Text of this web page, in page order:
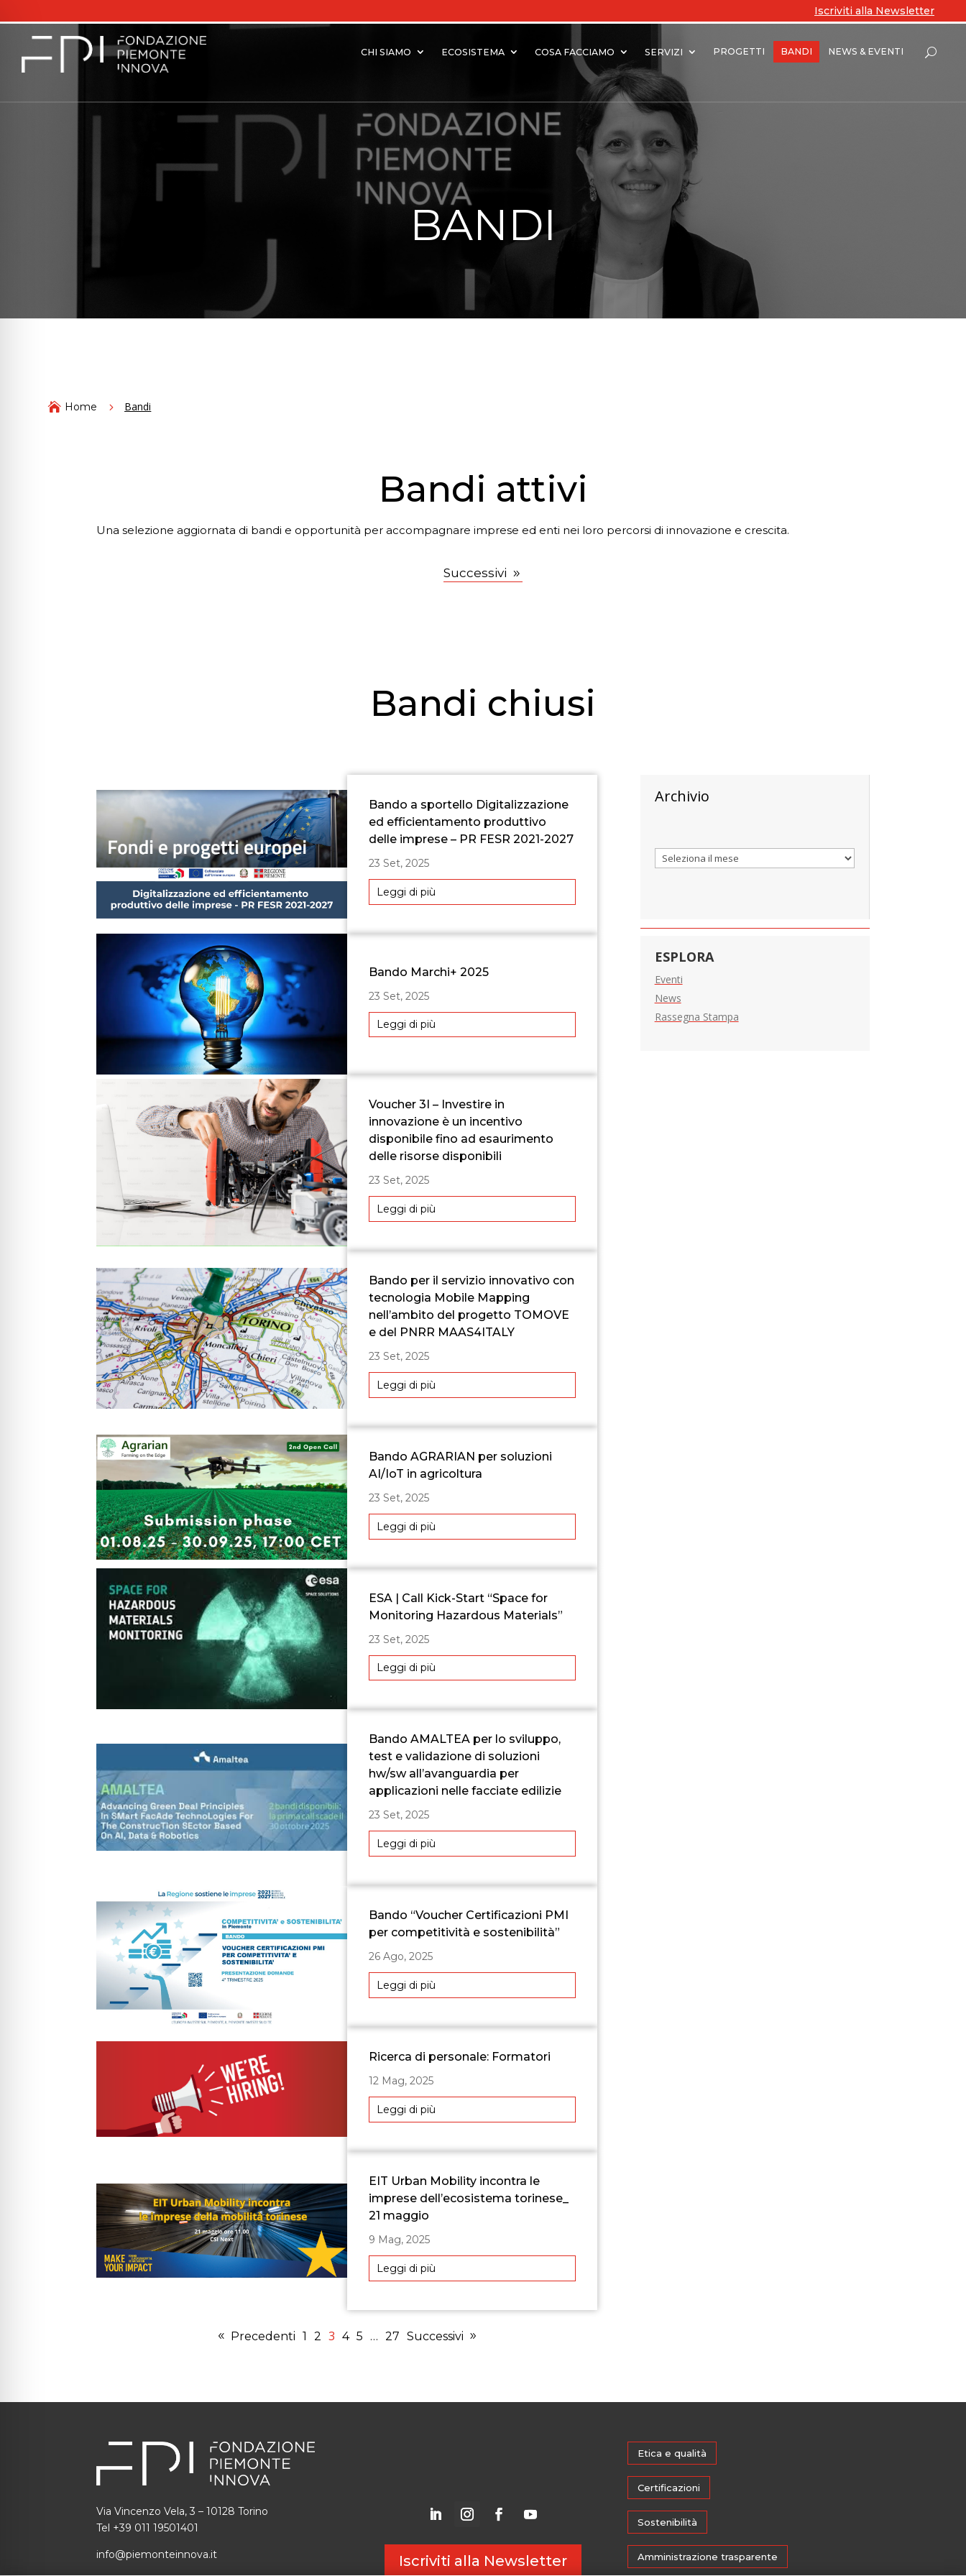
Iscriviti alla Newsletter
CHI SIAMO ECOSISTEMA COSA FACCIAMO SERVIZI PROGETTI BANDI NEWS & EVENTI
BANDI
 Home 5 Bandi
Bandi attivi
Una selezione aggiornata di bandi e opportunità per accompagnare imprese ed enti nei loro percorsi di innovazione e crescita.
Successivi
Bandi chiusi
Bando a sportello Digitalizzazione
ed efficientamento produttivo
delle imprese – PR FESR 2021-2027
23 Set, 2025
Leggi di più
Bando Marchi+ 2025
23 Set, 2025
Leggi di più
Voucher 3I – Investire in
innovazione è un incentivo
disponibile fino ad esaurimento
delle risorse disponibili
23 Set, 2025
Leggi di più
Bando per il servizio innovativo con
tecnologia Mobile Mapping
nell’ambito del progetto TOMOVE
e del PNRR MAAS4ITALY
23 Set, 2025
Leggi di più
Bando AGRARIAN per soluzioni
AI/IoT in agricoltura
23 Set, 2025
Leggi di più
ESA | Call Kick-Start “Space for
Monitoring Hazardous Materials”
23 Set, 2025
Leggi di più
Bando AMALTEA per lo sviluppo,
test e validazione di soluzioni
hw/sw all’avanguardia per
applicazioni nelle facciate edilizie
23 Set, 2025
Leggi di più
Bando “Voucher Certificazioni PMI
per competitività e sostenibilità”
26 Ago, 2025
Leggi di più
Ricerca di personale: Formatori
12 Mag, 2025
Leggi di più
EIT Urban Mobility incontra le
imprese dell’ecosistema torinese_
21 maggio
9 Mag, 2025
Leggi di più
Precedenti 1 2 3 4 5 … 27 Successivi
Archivio
Archivi
ESPLORA
Eventi
News
Rassegna Stampa
Via Vincenzo Vela, 3 – 10128 Torino
Tel +39 011 19501401
info@piemonteinnova.it Iscriviti alla Newsletter
Etica e qualità
Certificazioni
Sostenibilità
Amministrazione trasparente